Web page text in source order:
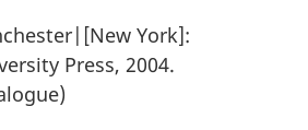
York]:
Press, 2004.